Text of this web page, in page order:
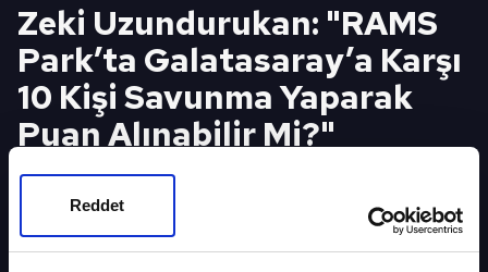
Reddet
Zeki Uzundurukan: "RAMS
Park’ta Galatasaray’a Karşı
10 Kişi Savunma Yaparak
Puan Alınabilir Mi?"
Trendyol Süper Lig’in 32. haftasında
şampiyonluk yarışındaki en güçlü adaylardan
biri olan Galatasaray sahasında ligin sürpriz